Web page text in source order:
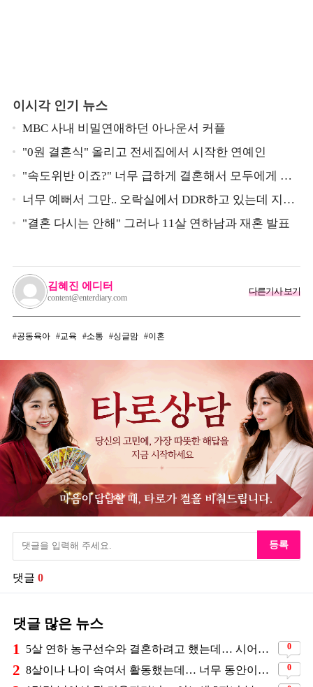
이시각 인기 뉴스
MBC 사내 비밀연애하던 아나운서 커플
"0원 결혼식" 올리고 전세집에서 시작한 연예인
"속도위반 이죠?" 너무 급하게 결혼해서 모두에게 의
심 받았던 스타
너무 예뻐서 그만.. 오락실에서 DDR하고 있는데 지나
가던 이상민이 캐스팅했다는 연예인
"결혼 다시는 안해" 그러나 11살 연하남과 재혼 발표
김혜진 에디터
content@enterdiary.com
다른기사 보기
공동육아 교육 소통 싱글맘 이혼
등록
댓글 0
댓글 많은 뉴스
1 5살 연하 농구선수와 결혼하려고 했는데… 시어머니의 결혼반대에 부딛혔던 아이돌 0
2 8살이나 나이 속여서 활동했는데… 너무 동안이라서 아무도 의심 안 했다는 배우 0